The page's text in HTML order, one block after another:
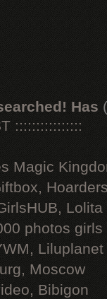
Has
::::::::::::::::
Magic
Lolita
photos
Liluplanet
Moscow
Bibigon